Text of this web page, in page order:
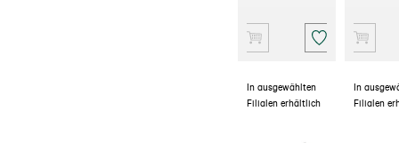
In ausgewählten
Filialen erhältlich
In
Filialen